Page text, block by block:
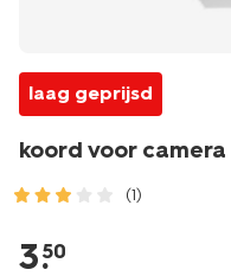
laag geprijsd
koord voor
(1)
kantoor/elektronica/
voor-
3.
50